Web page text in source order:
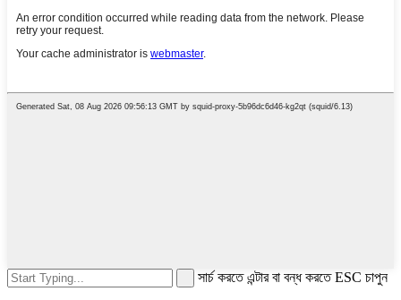
সার্চ করতে এন্টার বা বন্ধ করতে ESC চাপুন